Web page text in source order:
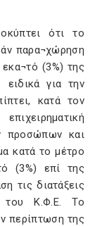
ότι το
παρα¬χώρηση
εκα¬τό (3%) της
ειδικά για την
κατά τον
προσώπων και
κατά το μέτρο
(3%) επί της
τις διατάξεις
του Κ.Φ.Ε. Το
περίπτωση της